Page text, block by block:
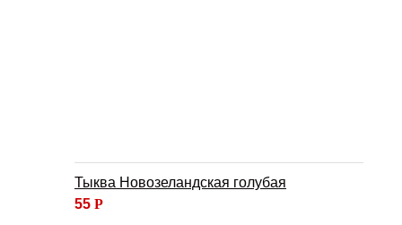
Тыква Новозеландская голубая
55 Р